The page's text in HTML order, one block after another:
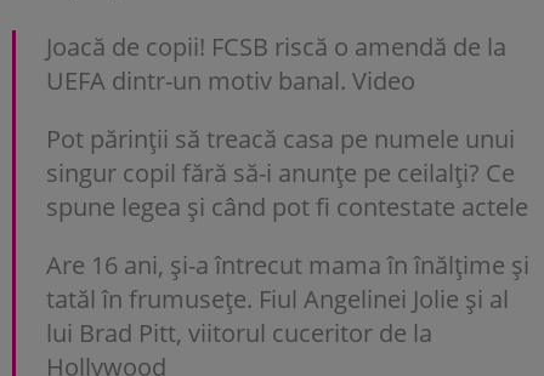
Joacă de copii! FCSB riscă o amendă de la
UEFA dintr-un motiv banal. Video
Pot părinții să treacă casa pe numele unui
singur copil fără să-i anunțe pe ceilalți? Ce
spune legea și când pot fi contestate actele
Are 16 ani, și-a întrecut mama în înălțime și
tatăl în frumusețe. Fiul Angelinei Jolie și al
lui Brad Pitt, viitorul cuceritor de la
Hollywood